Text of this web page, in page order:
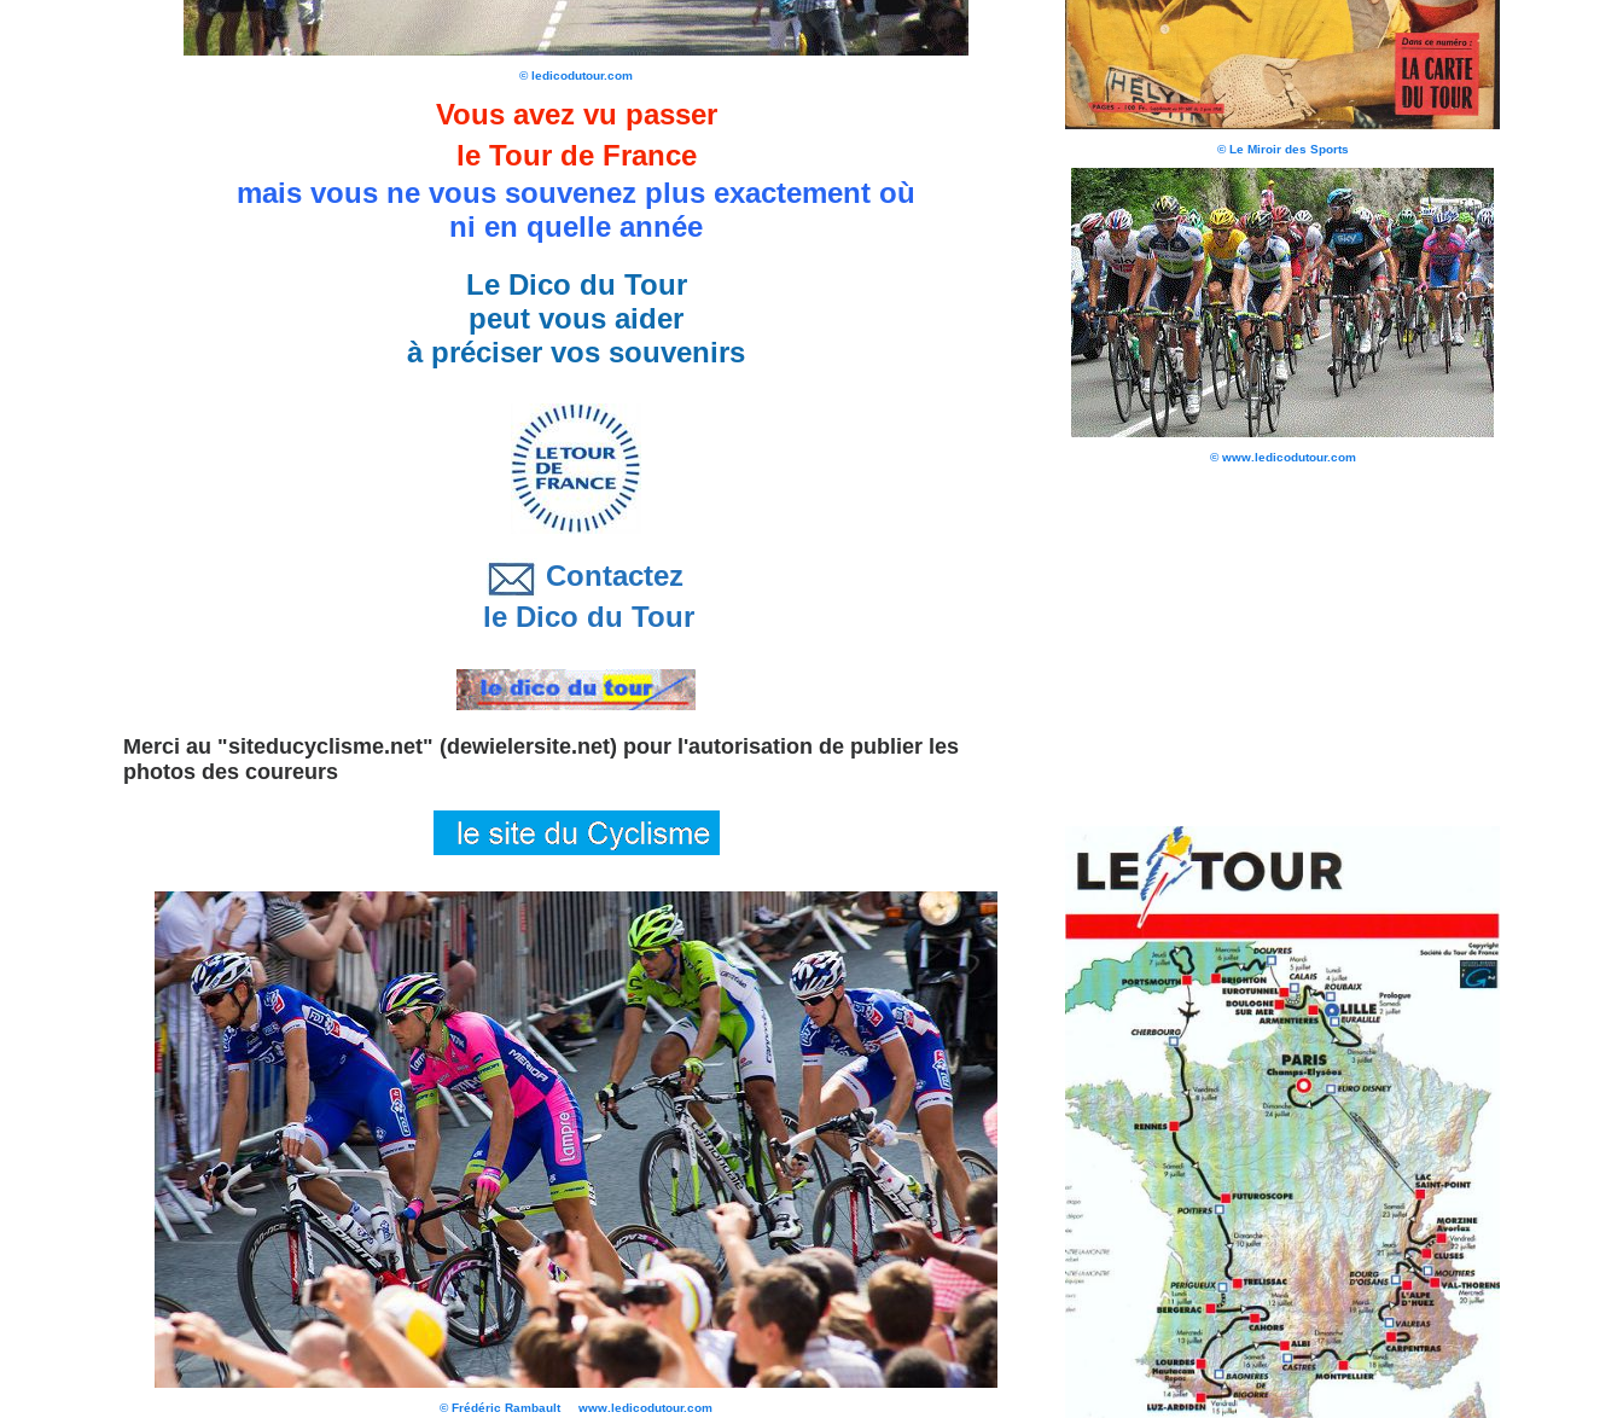
© ledicodutour.com
Vous avez vu passer
le Tour de France
mais vous ne vous souvenez plus exactement où
ni en quelle année
Le Dico du Tour
peut vous aider
à préciser vos souvenirs
Contactez
le Dico du Tour
Merci au "siteducyclisme.net" (dewielersite.net) pour l'autorisation de publier les
photos des coureurs
© Frédéric Rambault www.ledicodutour.com
© Le Miroir des Sports
© www.ledicodutour.com